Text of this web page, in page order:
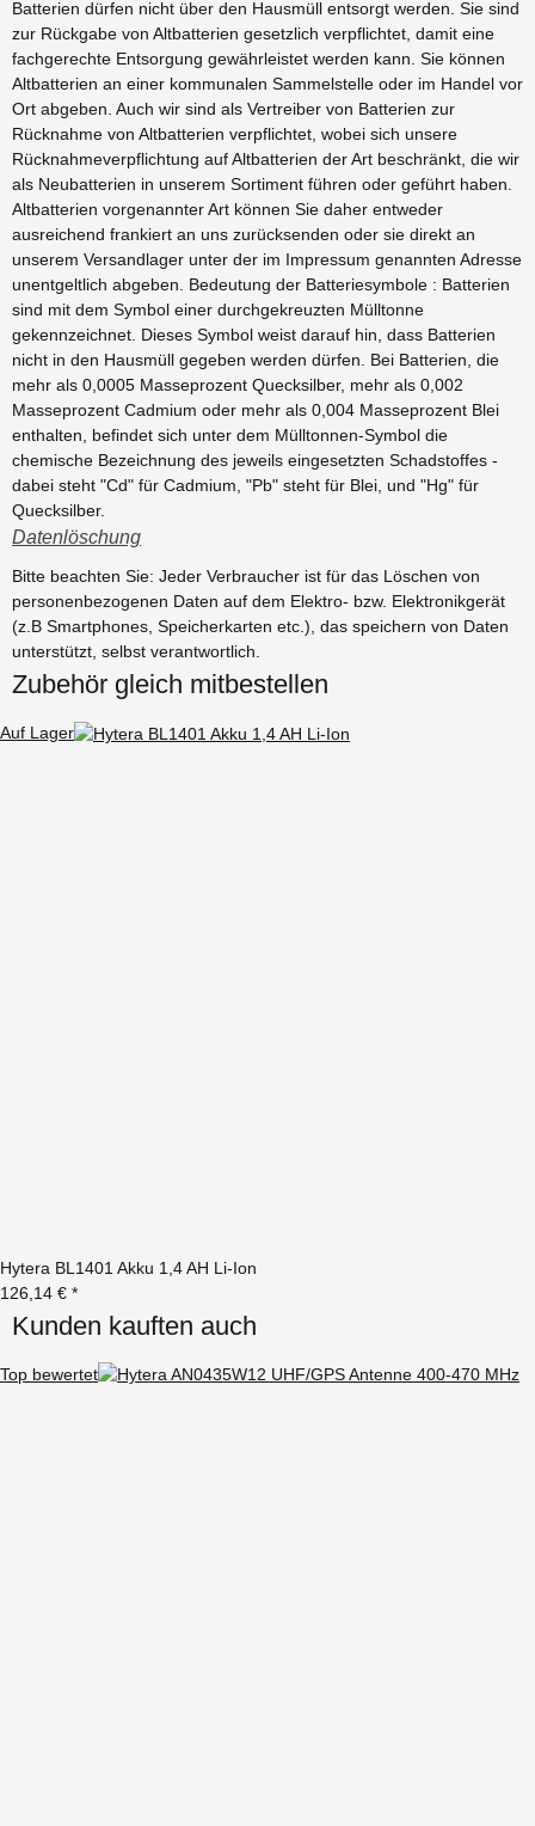
Batterien dürfen nicht über den Hausmüll entsorgt werden. Sie sind
zur Rückgabe von Altbatterien gesetzlich verpflichtet, damit eine
fachgerechte Entsorgung gewährleistet werden kann. Sie können
Altbatterien an einer kommunalen Sammelstelle oder im Handel vor
Ort abgeben. Auch wir sind als Vertreiber von Batterien zur
Rücknahme von Altbatterien verpflichtet, wobei sich unsere
Rücknahmeverpflichtung auf Altbatterien der Art beschränkt, die wir
als Neubatterien in unserem Sortiment führen oder geführt haben.
Altbatterien vorgenannter Art können Sie daher entweder
ausreichend frankiert an uns zurücksenden oder sie direkt an
unserem Versandlager unter der im Impressum genannten Adresse
unentgeltlich abgeben. Bedeutung der Batteriesymbole : Batterien
sind mit dem Symbol einer durchgekreuzten Mülltonne
gekennzeichnet. Dieses Symbol weist darauf hin, dass Batterien
nicht in den Hausmüll gegeben werden dürfen. Bei Batterien, die
mehr als 0,0005 Masseprozent Quecksilber, mehr als 0,002
Masseprozent Cadmium oder mehr als 0,004 Masseprozent Blei
enthalten, befindet sich unter dem Mülltonnen-Symbol die
chemische Bezeichnung des jeweils eingesetzten Schadstoffes -
dabei steht "Cd" für Cadmium, "Pb" steht für Blei, und "Hg" für
Quecksilber.
Datenlöschung
Bitte beachten Sie: Jeder Verbraucher ist für das Löschen von
personenbezogenen Daten auf dem Elektro- bzw. Elektronikgerät
(z.B Smartphones, Speicherkarten etc.), das speichern von Daten
unterstützt, selbst verantwortlich.
Zubehör gleich mitbestellen
Auf Lager
Hytera BL1401 Akku 1,4 AH Li-Ion
126,14 € *
Kunden kauften auch
Top bewertet